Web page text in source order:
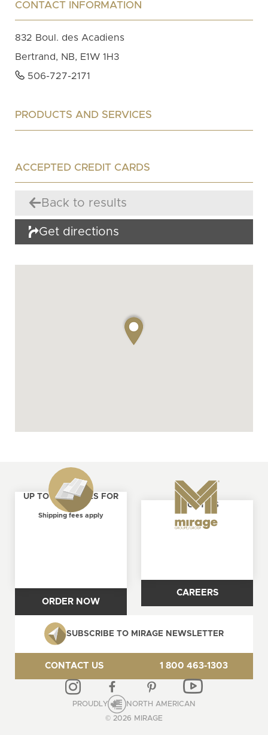
Back to results
Get directions
CONTACT INFORMATION
832 Boul. des Acadiens
Bertrand, NB, E1W 1H3
506-727-2171
PRODUCTS AND SERVICES
ACCEPTED CREDIT CARDS
UP TO 4 SAMPLES FOR
FREE
Shipping fees apply
ORDER NOW
ABOUT US
CAREERS
SUBSCRIBE TO MIRAGE NEWSLETTER
CONTACT US 1 800 463-1303
© 2026 MIRAGE
PROUDLY NORTH AMERICAN